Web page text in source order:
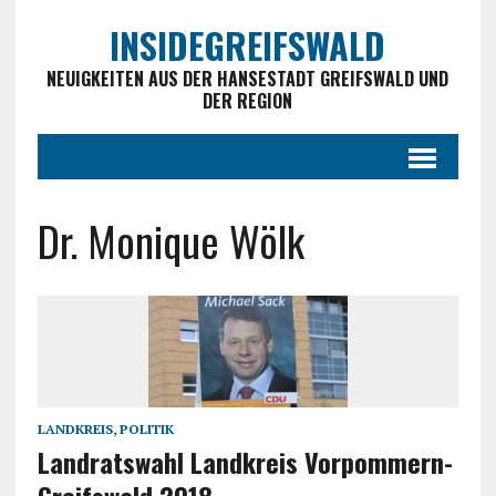
INSIDEGREIFSWALD
NEUIGKEITEN AUS DER HANSESTADT GREIFSWALD UND
DER REGION
Dr. Monique Wölk
LANDKREIS, POLITIK
Landratswahl Landkreis Vorpommern-